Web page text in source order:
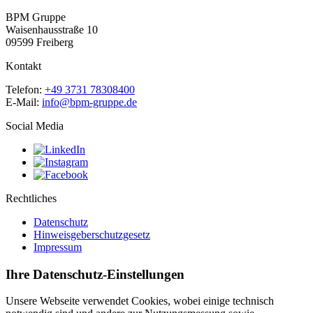
BPM Gruppe
Waisenhausstraße 10
09599 Freiberg
Kontakt
Telefon: +49 3731 78308400
E-Mail: info@bpm-gruppe.de
Social Media
Rechtliches
Datenschutz
Hinweisgeberschutzgesetz
Impressum
Ihre Datenschutz-Einstellungen
Unsere Webseite verwendet Cookies, wobei einige technisch